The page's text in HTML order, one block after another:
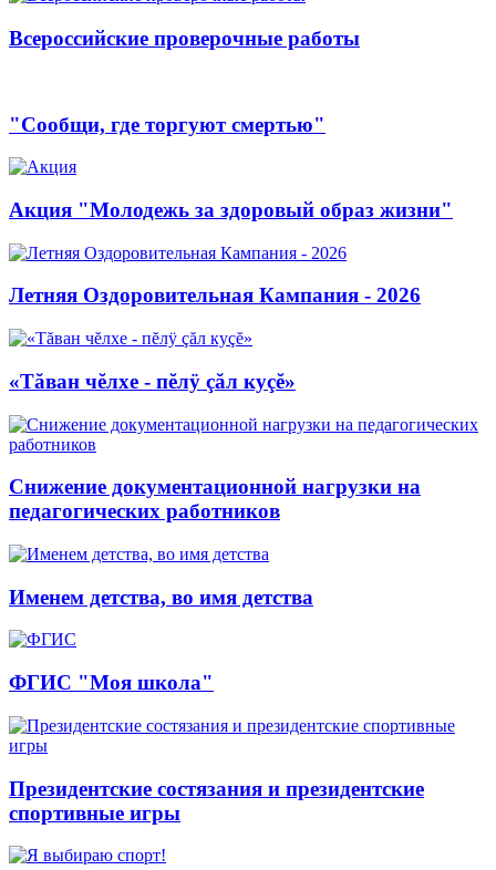
Всероссийские проверочные работы
"Сообщи, где торгуют смертью"
Акция "Молодежь за здоровый образ жизни"
Летняя Оздоровительная Кампания - 2026
«Тăван чĕлхе - пĕлÿ çăл куçĕ»
Снижение документационной нагрузки на
педагогических работников
Именем детства, во имя детства
ФГИС "Моя школа"
Президентские состязания и президентские
спортивные игры